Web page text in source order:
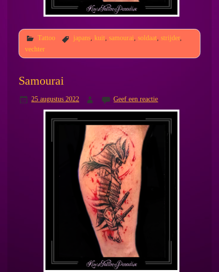
Tattoo japans, kuit, samourai soldaat, strijder,
vechter
Samourai
25 augustus 2022 Geef een reactie